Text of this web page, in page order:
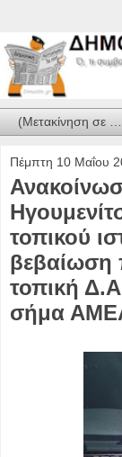
Πέμπτη 10 Μαΐου
τοπικού
βεβαίωση
τοπική
σήμα